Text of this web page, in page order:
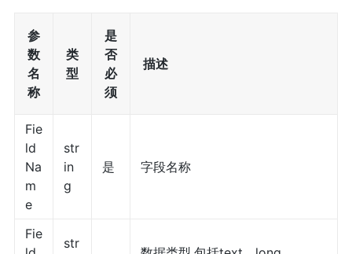
参
数
名
称
类
型
是
否
必
须
描述
Fie
ld
Na
m
e
str
in
g
是 字段名称
Fie
str